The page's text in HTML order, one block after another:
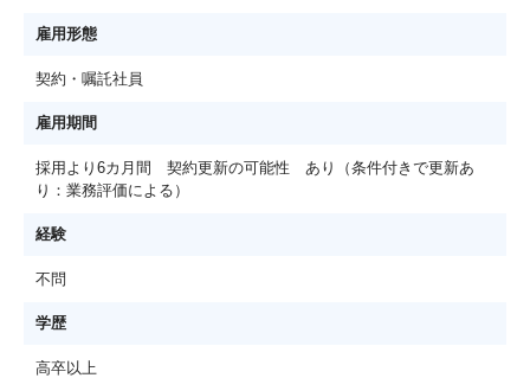
雇用形態
契約・嘱託社員
雇用期間
採用より6カ月間 契約更新の可能性 あり（条件付きで更新あ
り：業務評価による）
経験
不問
学歴
高卒以上